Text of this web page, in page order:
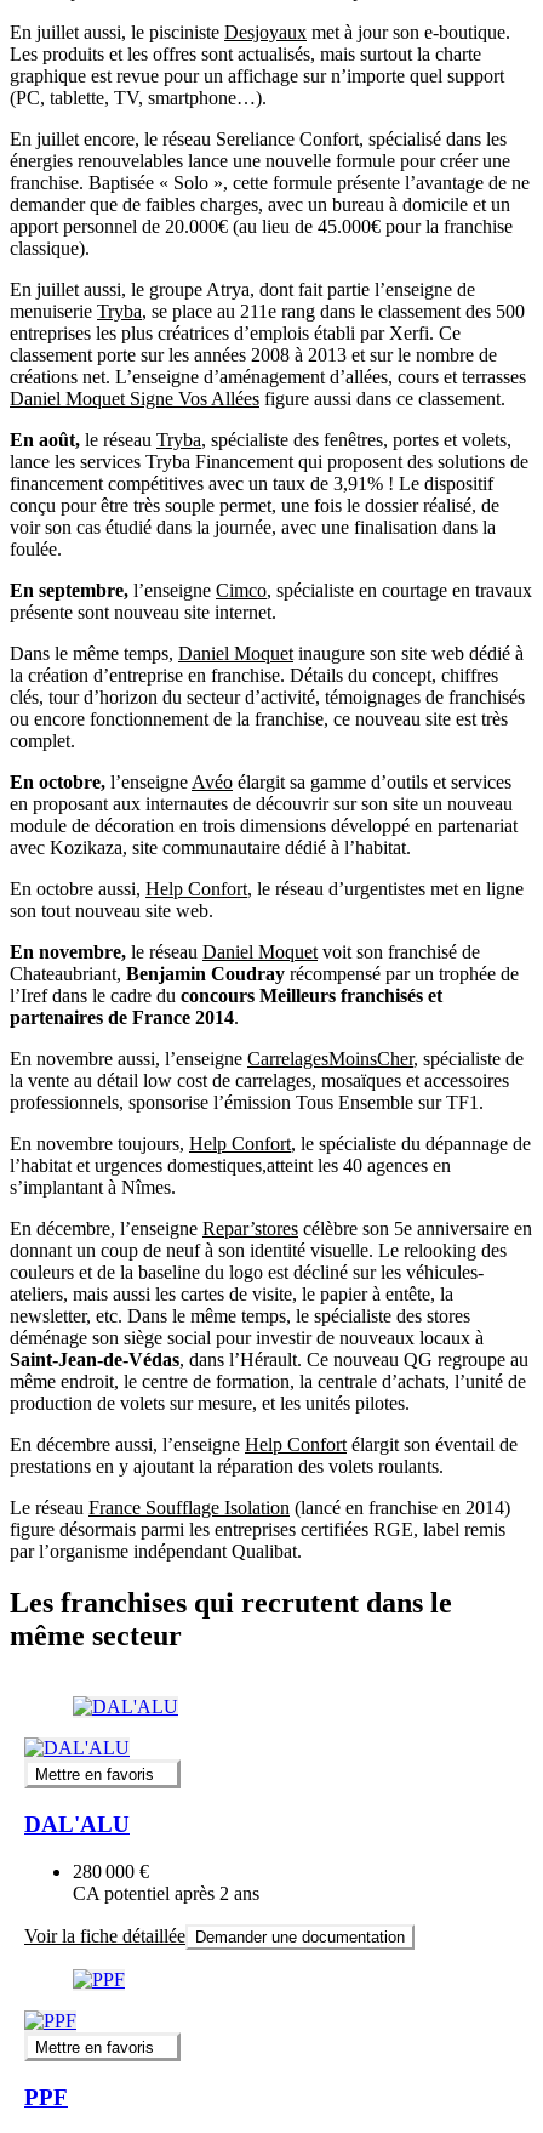
En juillet aussi, le pisciniste Desjoyaux met à jour son e-boutique.
Les produits et les offres sont actualisés, mais surtout la charte
graphique est revue pour un affichage sur n’importe quel support
(PC, tablette, TV, smartphone…).
En juillet encore, le réseau Sereliance Confort, spécialisé dans les
énergies renouvelables lance une nouvelle formule pour créer une
franchise. Baptisée « Solo », cette formule présente l’avantage de ne
demander que de faibles charges, avec un bureau à domicile et un
apport personnel de 20.000€ (au lieu de 45.000€ pour la franchise
classique).
En juillet aussi, le groupe Atrya, dont fait partie l’enseigne de
menuiserie Tryba, se place au 211e rang dans le classement des 500
entreprises les plus créatrices d’emplois établi par Xerfi. Ce
classement porte sur les années 2008 à 2013 et sur le nombre de
créations net. L’enseigne d’aménagement d’allées, cours et terrasses
Daniel Moquet Signe Vos Allées figure aussi dans ce classement.
En août, le réseau Tryba, spécialiste des fenêtres, portes et volets,
lance les services Tryba Financement qui proposent des solutions de
financement compétitives avec un taux de 3,91% ! Le dispositif
conçu pour être très souple permet, une fois le dossier réalisé, de
voir son cas étudié dans la journée, avec une finalisation dans la
foulée.
En septembre, l’enseigne Cimco, spécialiste en courtage en travaux
présente sont nouveau site internet.
Dans le même temps, Daniel Moquet inaugure son site web dédié à
la création d’entreprise en franchise. Détails du concept, chiffres
clés, tour d’horizon du secteur d’activité, témoignages de franchisés
ou encore fonctionnement de la franchise, ce nouveau site est très
complet.
En octobre, l’enseigne Avéo élargit sa gamme d’outils et services
en proposant aux internautes de découvrir sur son site un nouveau
module de décoration en trois dimensions développé en partenariat
avec Kozikaza, site communautaire dédié à l’habitat.
En octobre aussi, Help Confort, le réseau d’urgentistes met en ligne
son tout nouveau site web.
En novembre, le réseau Daniel Moquet voit son franchisé de
Chateaubriant, Benjamin Coudray récompensé par un trophée de
l’Iref dans le cadre du concours Meilleurs franchisés et
partenaires de France 2014.
En novembre aussi, l’enseigne CarrelagesMoinsCher, spécialiste de
la vente au détail low cost de carrelages, mosaïques et accessoires
professionnels, sponsorise l’émission Tous Ensemble sur TF1.
En novembre toujours, Help Confort, le spécialiste du dépannage de
l’habitat et urgences domestiques,atteint les 40 agences en
s’implantant à Nîmes.
En décembre, l’enseigne Repar’stores célèbre son 5e anniversaire en
donnant un coup de neuf à son identité visuelle. Le relooking des
couleurs et de la baseline du logo est décliné sur les véhicules-
ateliers, mais aussi les cartes de visite, le papier à entête, la
newsletter, etc. Dans le même temps, le spécialiste des stores
déménage son siège social pour investir de nouveaux locaux à
Saint-Jean-de-Védas, dans l’Hérault. Ce nouveau QG regroupe au
même endroit, le centre de formation, la centrale d’achats, l’unité de
production de volets sur mesure, et les unités pilotes.
En décembre aussi, l’enseigne Help Confort élargit son éventail de
prestations en y ajoutant la réparation des volets roulants.
Le réseau France Soufflage Isolation (lancé en franchise en 2014)
figure désormais parmi les entreprises certifiées RGE, label remis
par l’organisme indépendant Qualibat.
Les franchises qui recrutent dans le
même secteur
Mettre en favoris
DAL'ALU
280 000 €
CA potentiel après 2 ans
Voir la fiche détaillée Demander une documentation
Mettre en favoris
PPF